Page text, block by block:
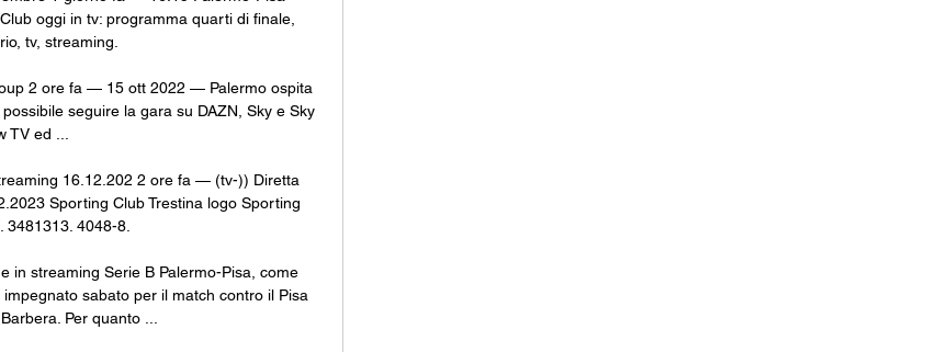
oggi in tv: programma quarti di finale,
tv, streaming.
2 ore fa — 15 ott 2022 — Palermo ospita
possibile seguire la gara su DAZN, Sky e Sky
TV ed ...
16.12.202 2 ore fa — (tv-)) Diretta
Sporting Club Trestina logo Sporting
3481313. 4048-8.
in streaming Serie B Palermo-Pisa, come
sabato per il match contro il Pisa
Per quanto ...